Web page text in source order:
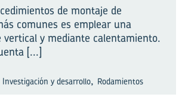
de montaje de
comunes es emplear una
vertical y mediante calentamiento.
[...]
Investigación y desarrollo, Rodamientos